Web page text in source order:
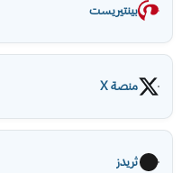
بينتيريست
منصة X
ثريدز